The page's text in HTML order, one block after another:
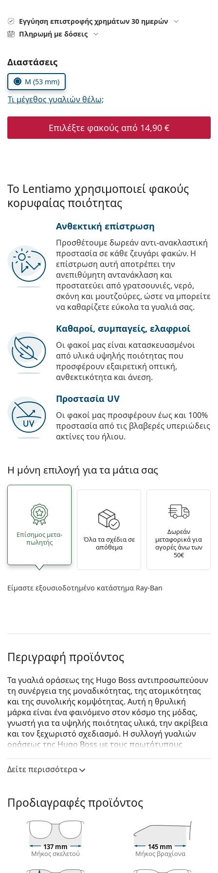
Prada
Εγγύηση επιστροφής χρημάτων 30 ημερών
Πληρωμή με δόσεις
Συμπληρώστε τις παράμετρους
Διαστάσεις
M (53 mm)
Τι μέγεθος γυαλιών θέλω;
Επιλέξτε φακούς από 14,90 €
Το Lentiamo χρησιμοποιεί φακούς
κορυφαίας ποιότητας
Ανθεκτική επίστρωση
Προσθέτουμε δωρεάν αντι-ανακλαστική
προστασία σε κάθε ζευγάρι φακών. Η
επίστρωση αυτή αποτρέπει την
ανεπιθύμητη αντανάκλαση και
προστατεύει από γρατσουνιές, νερό,
σκόνη και μουτζούρες, ώστε να μπορείτε
να καθαρίζετε εύκολα τα γυαλιά σας.
Καθαροί, συμπαγείς, ελαφριοί
Οι φακοί μας είναι κατασκευασμένοι
από υλικά υψηλής ποιότητας που
προσφέρουν εξαιρετική οπτική,
ανθεκτικότητα και άνεση.
Προστασία UV
Οι φακοί μας προσφέρουν έως και 100%
προστασία από τις βλαβερές υπεριώδεις
ακτίνες του ήλιου.
Η μόνη επιλογή για τα μάτια σας
Επίσημος μετα­
πωλητής
Όλα τα σχέδια σε
απόθεμα
Δωρεάν
μεταφορικά για
αγορές άνω των
50€
Είμαστε εξουσιοδοτημένο κατάστημα Ray-Ban
Περιγραφή προϊόντος
Τα γυαλιά οράσεως της Hugo Boss αντιπροσωπεύουν
τη συνέργεια της μοναδικότητας, της ατομικότητας
και της συνολικής κομψότητας. Αυτή η θρυλική
μάρκα είναι ένα φαινόμενο στον κόσμο της μόδας,
γνωστή για τα υψηλής ποιότητας υλικά, την ακρίβεια
και τον ξεχωριστό σχεδιασμό. Η συλλογή γυαλιών
οράσεως της Hugo Boss με τους πρωτότυπους
είναι ιδανική για όλες τις περιστάσεις.
Σκελετός γυαλιών οράσεως
Το ασημί χρώμα του σκελετού ταιριάζει απόλυτα
με έναν δροσερό τόνο δέρματος και με κόκκινα,
γκρίζα, άσπρα ή σκούρα ξανθά μαλλιά.
Ο στρογγυλός σκελετός είναι ιδανική επιλογή για
όσους έχουν τετράγωνο ή οβάλ σχήμα προσώπου.
Δείτε περισσότερα
Προδιαγραφές προϊόντος
137 mm
Μήκος σκελετού
145 mm
Μήκος βραχίονα